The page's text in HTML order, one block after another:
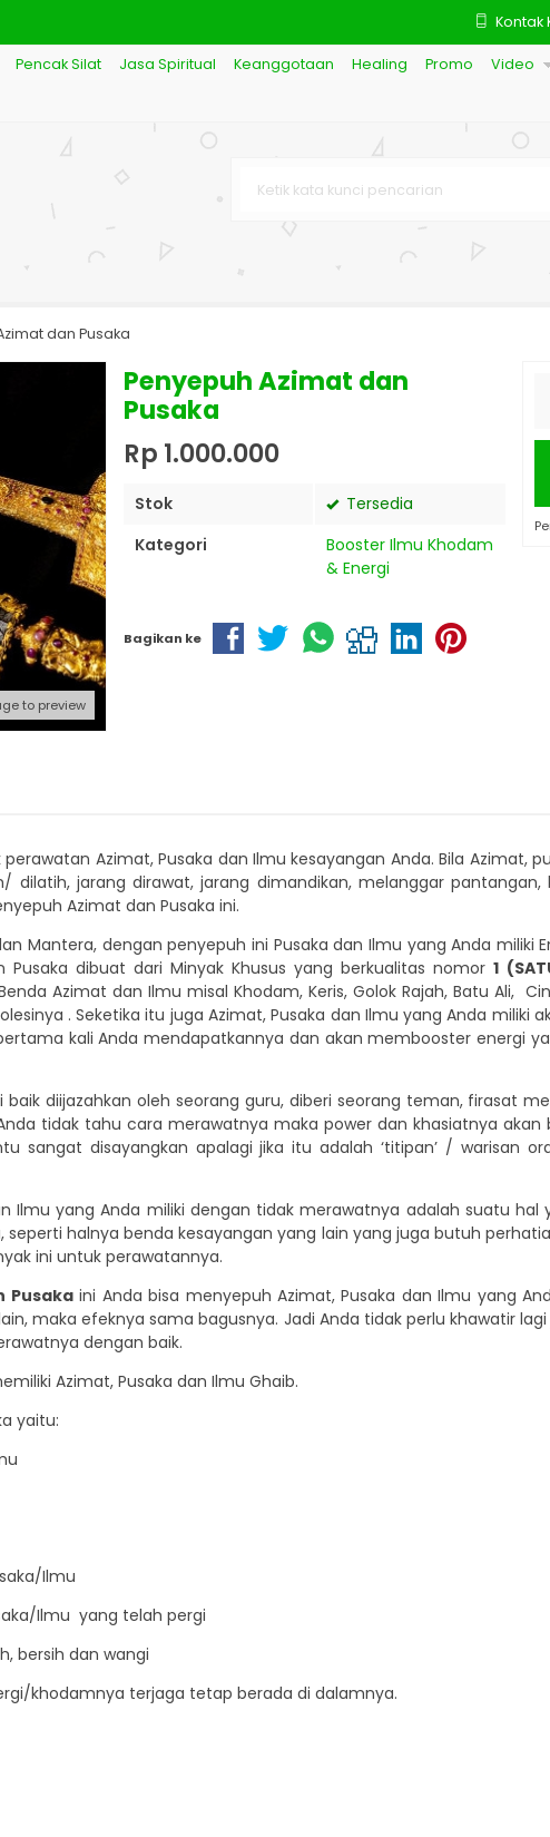
Sulaiman
Kontak
Pencak Silat Jasa Spiritual Keanggotaan Healing Promo Video
dan Pusaka
to preview
Penyepuh Azimat dan
Pusaka
Rp 1.000.000
Stok
Tersedia
Kategori
Booster Ilmu Khodam
& Energi
Bagikan ke
Azimat, Pusaka dan Ilmu kesayangan Anda. Bila Azimat,
dilatih, jarang dirawat, jarang dimandikan, melanggar
Azimat dan Pusaka ini.
Mantera, dengan penyepuh ini Pusaka dan Ilmu yang Anda miliki
Pusaka dibuat dari Minyak Khusus yang berkualitas nomor1
Azimat dan Ilmu misal Khodam, Keris, Golok Rajah, Batu Ali,
. Seketika itu juga Azimat, Pusaka dan Ilmu yang Anda miliki
kali Anda mendapatkannya dan akan membooster energi
diijazahkan oleh seorang guru, diberi seorang teman, firasat
tidak tahu cara merawatnya maka power dan khasiatnya
sangat disayangkan apalagi jika itu adalah ‘titipan’ / warisan
Ilmu yang Anda miliki dengan tidak merawatnya adalah suatu hal
seperti halnya benda kesayangan yang lain yang juga butuh
ini untuk perawatannya.
Pusakaini Anda bisa menyepuh Azimat, Pusaka dan Ilmu yang
maka efeknya sama bagusnya. Jadi Anda tidak perlu khawatir
dengan baik.
Azimat, Pusaka dan Ilmu Ghaib.
yaitu:
Ilmu
Ilmu yang telah pergi
bersih dan wangi
khodamnya terjaga tetap berada di dalamnya.